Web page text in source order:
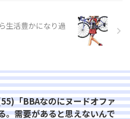
生活豊かになり過
「BBAなのにヌードオファ
。需要があると思えないんで